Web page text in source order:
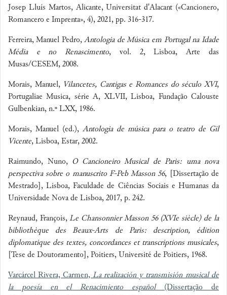
Josep Lluís Martos, Alicante, Universitat d'Alacant («Cancionero,
Romancero e Imprenta», 4), 2021, pp. 316-317.
Ferreira, Manuel Pedro, Antologia de Música em Portugal na Idade
Média e no Renascimento, vol. 2, Lisboa, Arte das
Musas/CESEM, 2008.
Morais, Manuel, Vilancetes, Cantigas e Romances do século XVI,
Portugaliae Musica, série A, XLVII, Lisboa, Fundação Calouste
Gulbenkian, n.º LXX, 1986.
Morais, Manuel (ed.), Antologia de música para o teatro de Gil
Vicente, Lisboa, Estar, 2002.
Raimundo, Nuno, O Cancioneiro Musical de Paris: uma nova
perspectiva sobre o manuscrito F-Peb Masson 56, [Dissertação de
Mestrado], Lisboa, Faculdade de Ciências Sociais e Humanas da
Universidade Nova de Lisboa, 2017, p. 242.
Reynaud, François, Le Chansonnier Masson 56 (XVIe siècle) de la
bibliothèque des Beaux-Arts de Paris: description, édition
diplomatique des textes, concordances et transcriptions musicales,
[Tese de Doutoramento], Poitiers, Université de Poitiers, 1968.
Varcárcel Rivera, Carmen, La realización y transmisión musical de
la poesía en el Renacimiento español(Dissertação de